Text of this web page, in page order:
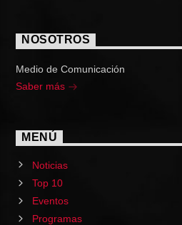
NOSOTROS
Medio de Comunicación
Saber más
MENÚ
Noticias
Top 10
Eventos
Programas